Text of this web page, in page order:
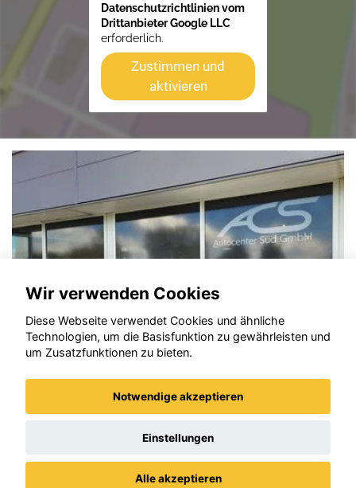
Datenschutzrichtlinien vom
Drittanbieter Google LLC
erforderlich.
Zustimmen und
aktivieren
Opel Crossland (X)
Wir verwenden Cookies
Diese Webseite verwendet Cookies und ähnliche
Technologien, um die Basisfunktion zu gewährleisten und
um Zusatzfunktionen zu bieten.
Notwendige akzeptieren
Einstellungen
Alle akzeptieren